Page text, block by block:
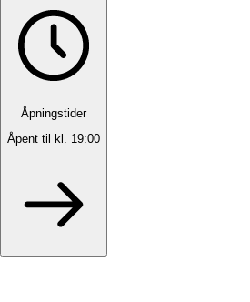
Åpningstider
Åpent til kl. 19:00